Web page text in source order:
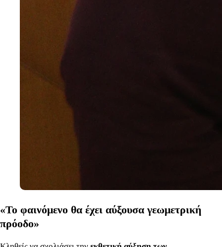
«Το φαινόμενο θα έχει αύξουσα γεωμετρική
πρόοδο»